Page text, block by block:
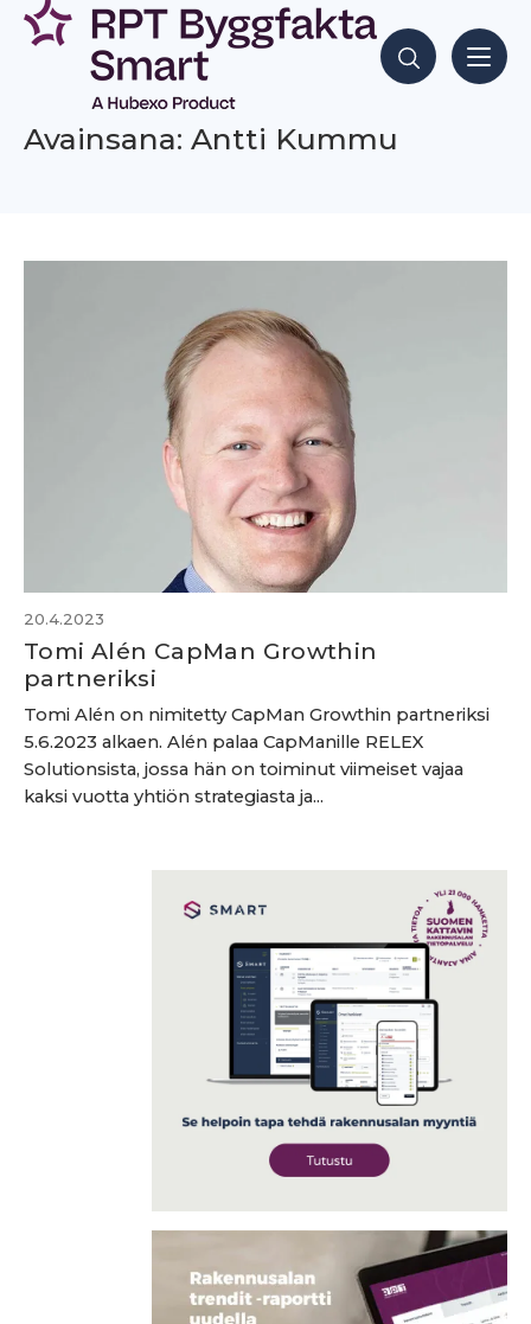
Siirry
sisältöön
Hae sisältöjä
Avainsana: Antti Kummu
20.4.2023
Tomi Alén CapMan Growthin
partneriksi
Tomi Alén on nimitetty CapMan Growthin partneriksi
5.6.2023 alkaen. Alén palaa CapManille RELEX
Solutionsista, jossa hän on toiminut viimeiset vajaa
kaksi vuotta yhtiön strategiasta ja...